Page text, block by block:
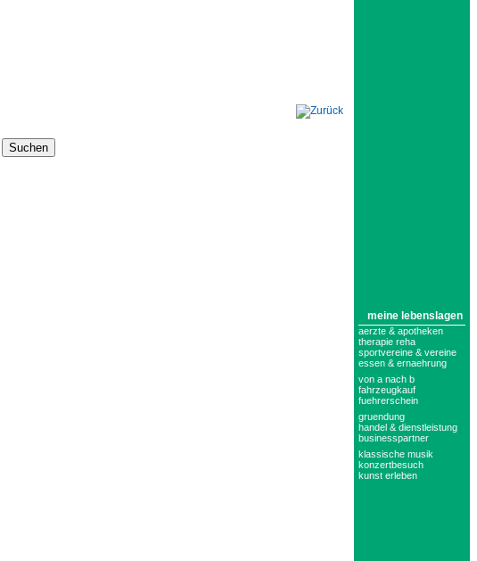
meine lebenslagen
aerzte & apotheken
therapie reha
sportvereine & vereine
essen & ernaehrung
von a nach b
fahrzeugkauf
fuehrerschein
gruendung
handel & dienstleistung
businesspartner
klassische musik
konzertbesuch
kunst erleben